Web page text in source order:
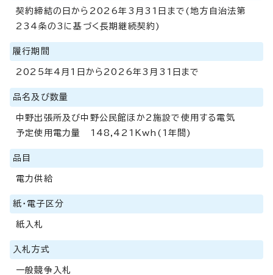
契約締結の日から2026年3月31日まで(地方自治法第
234条の3に基づく長期継続契約)
履行期間
2025年4月1日から2026年3月31日まで
品名及び数量
中野出張所及び中野公民館ほか2施設で使用する電気
予定使用電力量 148,421Kwh(1年間)
品目
電力供給
紙・電子区分
紙入札
入札方式
一般競争入札